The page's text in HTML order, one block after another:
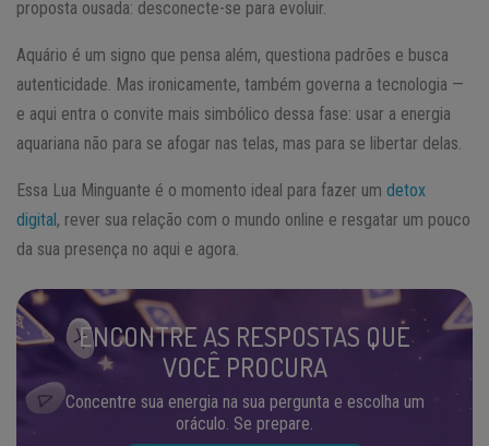
proposta ousada: desconecte-se para evoluir.
Aquário é um signo que pensa além, questiona padrões e busca
autenticidade. Mas ironicamente, também governa a tecnologia —
e aqui entra o convite mais simbólico dessa fase: usar a energia
aquariana não para se afogar nas telas, mas para se libertar delas.
Essa Lua Minguante é o momento ideal para fazer um detox
digital, rever sua relação com o mundo online e resgatar um pouco
da sua presença no aqui e agora.
ENCONTRE AS RESPOSTAS QUE
VOCÊ PROCURA
Concentre sua energia na sua pergunta e escolha um
oráculo. Se prepare.